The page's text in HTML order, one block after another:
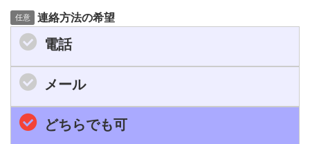
任意 連絡方法の希望
電話
メール
どちらでも可